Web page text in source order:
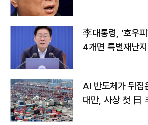
李대통령, '호우
4개면 특별재난
AI 반도체가 뒤
대만, 사상 첫 日